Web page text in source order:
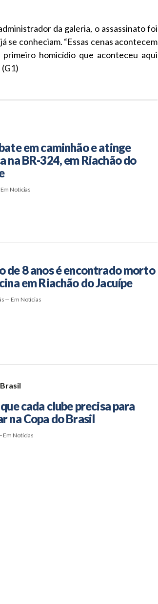
da galeria, o assassinato foi
se conheciam. “Essas cenas acontecem
homicídio que aconteceu aqui
em caminhão e atinge
na BR-324, em Riachão do
Notícias
de 8 anos é encontrado morto
em Riachão do Jacuípe
— Em Notícias
cada clube precisa para
na Copa do Brasil
Em Notícias